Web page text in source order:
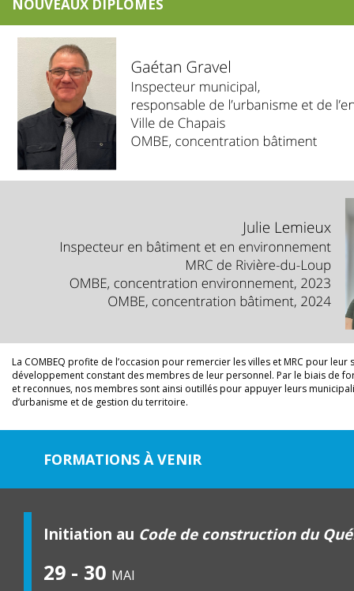
NOUVEAUX DIPLÔMÉS
La COMBEQ profite de l’occasion pour remercier les villes et MRC pour leur
développement constant des membres de leur personnel. Par le biais de
et reconnues, nos membres sont ainsi outillés pour appuyer leurs
d’urbanisme et de gestion du territoire.
FORMATIONS À VENIR
Initiation au Code de construction du
29 - 30 MAI